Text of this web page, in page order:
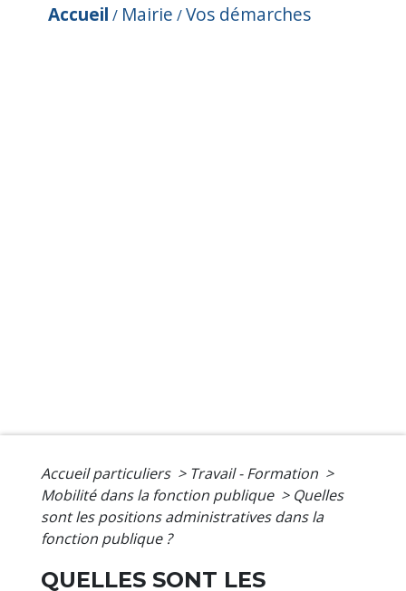
Accueil / Mairie /Vos démarches
Accueil particuliers > Travail - Formation >
Mobilité dans la fonction publique > Quelles
sont les positions administratives dans la
fonction publique ?
QUELLES SONT LES